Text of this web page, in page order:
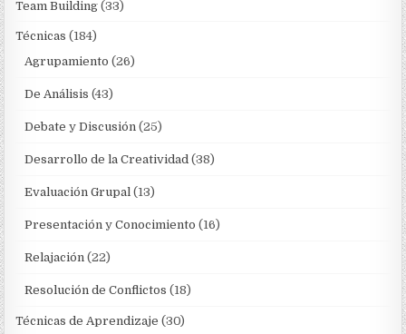
Team Building (33)
Técnicas (184)
Agrupamiento (26)
De Análisis (43)
Debate y Discusión (25)
Desarrollo de la Creatividad (38)
Evaluación Grupal (13)
Presentación y Conocimiento (16)
Relajación (22)
Resolución de Conflictos (18)
Técnicas de Aprendizaje (30)